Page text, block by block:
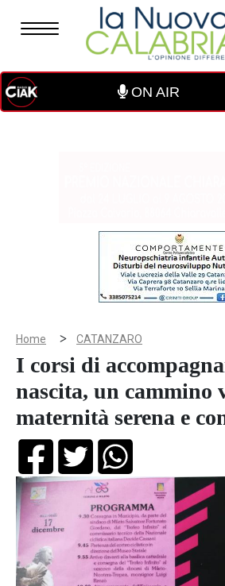
ON AIR
Home > CATANZARO
I corsi di
nascita, un cammino
maternità serena e